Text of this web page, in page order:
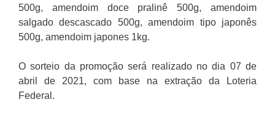
500g, amendoim doce pralinê 500g, amendoim
salgado descascado 500g, amendoim tipo japonês
500g, amendoim japones 1kg.
O sorteio da promoção será realizado no dia 07 de
abril de 2021, com base na extração da Loteria
Federal.